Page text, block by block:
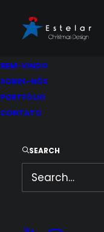
BEM-VINDO
SOBRE-NÓS
PORTFÓLIO
CONTATO
SEARCH